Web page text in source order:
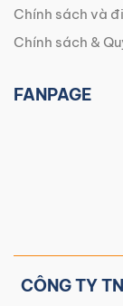
Chính sách và
Chính sách &
FANPAGE
CÔNG TY